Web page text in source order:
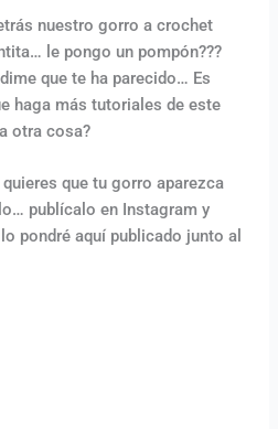
nuestro gorro a crochet
le pongo un pompón???
que te ha parecido… Es
haga más tutoriales de este
otra cosa?
que tu gorro aparezca
publícalo en Instagram y
pondré aquí publicado junto al